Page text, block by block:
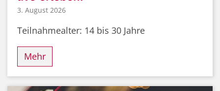
3. August 2026
Teilnahmealter: 14 bis 30 Jahre
Mehr